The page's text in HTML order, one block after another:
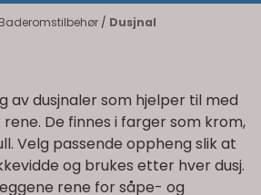
Baderomstilbehør / Dusjnal
av dusjnaler som hjelper til med
De finnes i farger som krom,
Velg passende oppheng slik at
og brukes etter hver dusj.
rene for såpe- og